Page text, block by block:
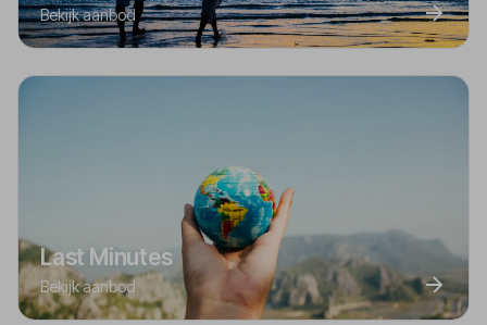
Bekijk aanbod
Last Minutes
Bekijk aanbod